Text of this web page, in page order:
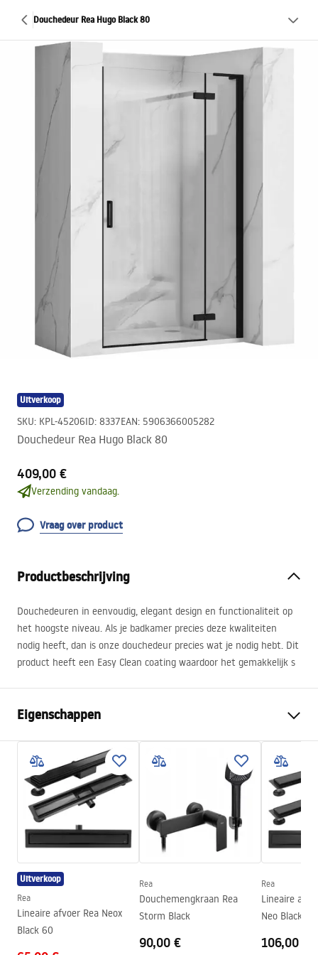
Douchedeur Rea Hugo Black 80
Uitverkoop
SKU: KPL-45206ID: 8337EAN: 5906366005282
Douchedeur Rea Hugo Black 80
409,00 €
Verzending vandaag.
Vraag over product
Productbeschrijving
Douchedeuren in eenvoudig, elegant design en functionaliteit op
het hoogste niveau. Als je badkamer precies deze kwaliteiten
nodig heeft, dan is onze douchedeur precies wat je nodig hebt. Dit
product heeft een Easy Clean coating waardoor het gemakkelijk s
Eigenschappen
Manier om de deur te openen
Afmetingen van de deur
De richting van de deur
Glasdikte:
6 mm
Hoogte van de douchedeur
Ingangsbreedte
50 cm
Profielmateriaal
Materiaal hanteren:
Aluminium
Richting van opening
Uitverkoop
Rea
Lineaire afvoer Rea Neox
Black 60
Rea
Douchemengkraan Rea
Storm Black
90,00 €
Rea
Lineaire
Neo Black 70
106,00 €